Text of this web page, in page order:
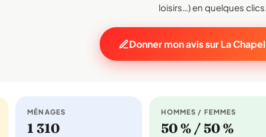
loisirs…) en quelques clics.
Donner mon avis sur La
MÉNAGES
1 310
HOMMES / FEMMES
50 % / 50 %